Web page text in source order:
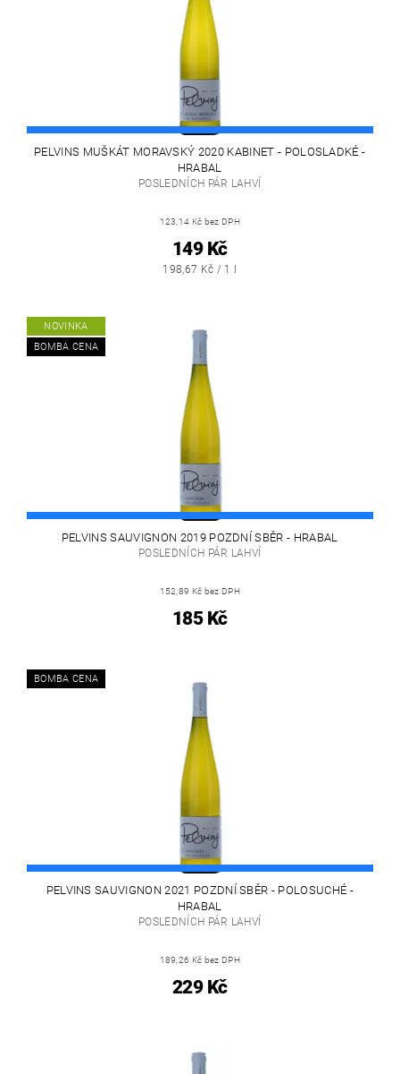
PELVINS MUŠKÁT MORAVSKÝ 2020 KABINET - POLOSLADKÉ -
HRABAL
POSLEDNÍCH PÁR LAHVÍ
123,14 Kč bez DPH
149 Kč
198,67 Kč / 1 l
NOVINKA
BOMBA CENA
PELVINS SAUVIGNON 2019 POZDNÍ SBĚR - HRABAL
POSLEDNÍCH PÁR LAHVÍ
152,89 Kč bez DPH
185 Kč
BOMBA CENA
PELVINS SAUVIGNON 2021 POZDNÍ SBĚR - POLOSUCHÉ -
HRABAL
POSLEDNÍCH PÁR LAHVÍ
189,26 Kč bez DPH
229 Kč